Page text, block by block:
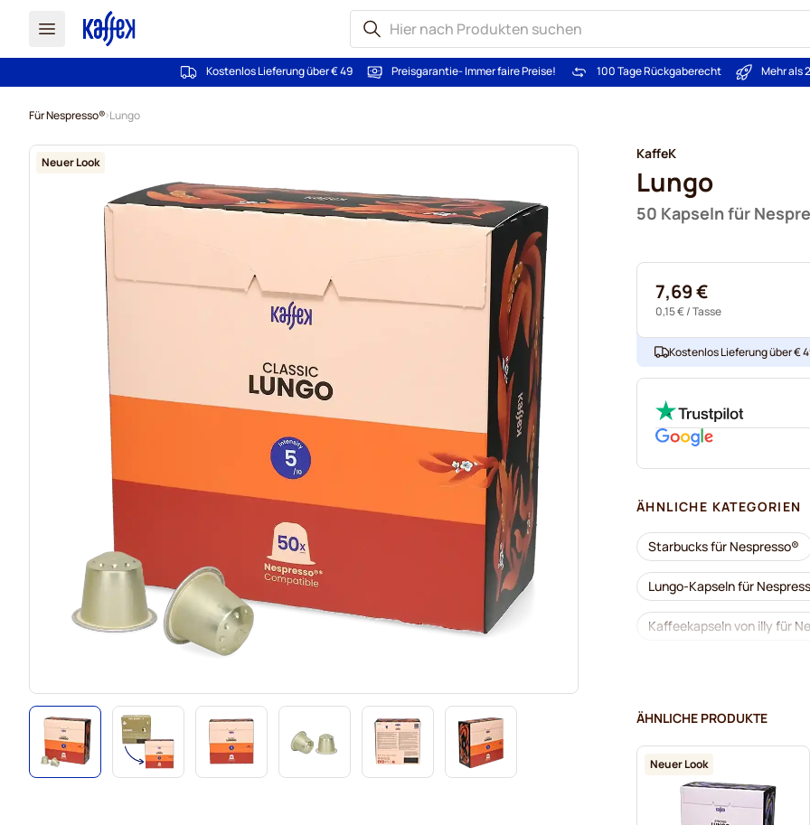
Kostenlos Lieferung über € 49 Preisgarantie- Immer faire Preise! 100 Tage Rückgaberecht Mehr als
Für Nespresso® Lungo
Neuer Look
KaffeK
Lungo
50 Kapseln für
7,69 €
0,15 €/ Tasse
Kostenlos Lieferung über €
ÄHNLICHE KATEGORIEN
Starbucks für Nespresso®
Lungo-Kapseln für
Kaffeekapseln von illy für
Kaffeekapseln von Café
Kaffeekapseln von L'OR für
Kaffeekapseln von
ÄHNLICHE PRODUKTE
Neuer Look